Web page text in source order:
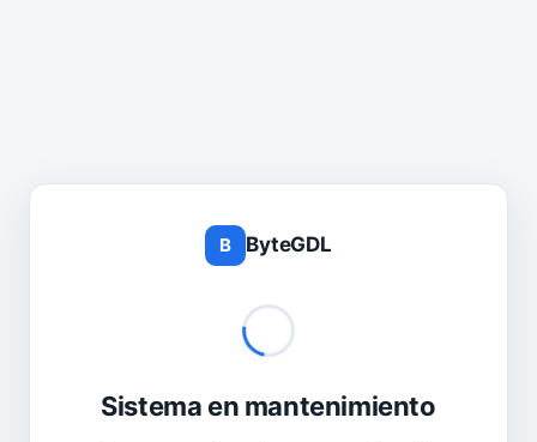
B ByteGDL
Sistema en mantenimiento